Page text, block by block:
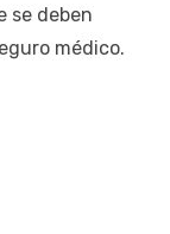
se deben
médico.